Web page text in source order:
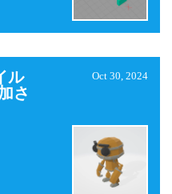
ル
さ
Oct 30, 2024